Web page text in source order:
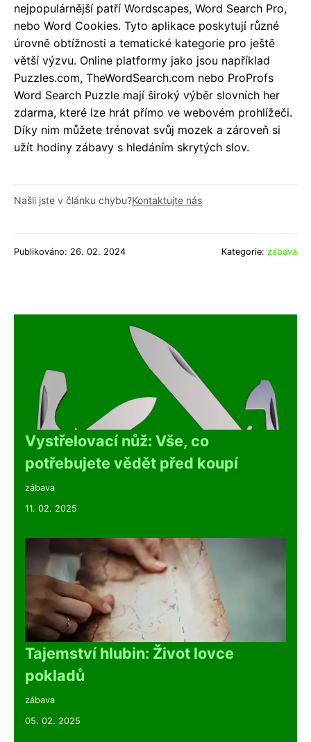
nejpopulárnější patří Wordscapes, Word Search Pro,
nebo Word Cookies. Tyto aplikace poskytují různé
úrovně obtížnosti a tematické kategorie pro ještě
větší výzvu. Online platformy jako jsou například
Puzzles.com, TheWordSearch.com nebo ProProfs
Word Search Puzzle mají široký výběr slovních her
zdarma, které lze hrát přímo ve webovém prohlížeči.
Díky nim můžete trénovat svůj mozek a zároveň si
užít hodiny zábavy s hledáním skrytých slov.
Našli jste v článku chybu?Kontaktujte nás
Publikováno: 26. 02. 2024 Kategorie: zábava
Vystřelovací nůž: Vše, co
potřebujete vědět před koupí
zábava
11. 02. 2025
Tajemství hlubin: Život lovce
pokladů
zábava
05. 02. 2025